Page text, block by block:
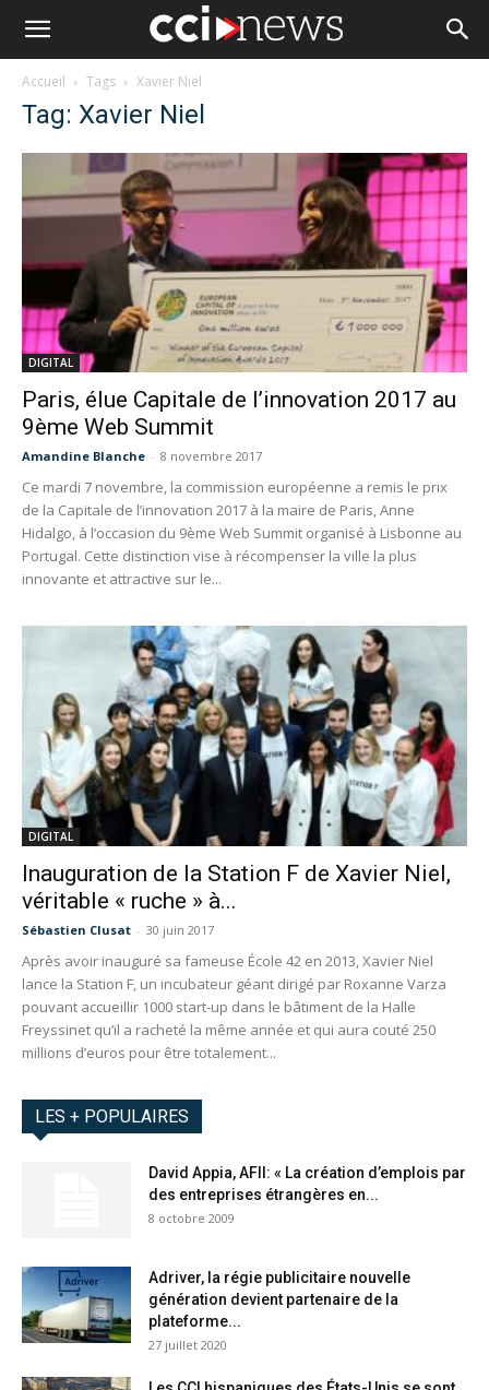
Accueil Tags Xavier Niel
Tag: Xavier Niel
DIGITAL
Paris, élue Capitale de l’innovation 2017 au
9ème Web Summit
Amandine Blanche - 8 novembre 2017
Ce mardi 7 novembre, la commission européenne a remis le prix
de la Capitale de l’innovation 2017 à la maire de Paris, Anne
Hidalgo, à l’occasion du 9ème Web Summit organisé à Lisbonne au
Portugal. Cette distinction vise à récompenser la ville la plus
innovante et attractive sur le...
DIGITAL
Inauguration de la Station F de Xavier Niel,
véritable « ruche » à...
Sébastien Clusat - 30 juin 2017
Après avoir inauguré sa fameuse École 42 en 2013, Xavier Niel
lance la Station F, un incubateur géant dirigé par Roxanne Varza
pouvant accueillir 1000 start-up dans le bâtiment de la Halle
Freyssinet qu’il a racheté la même année et qui aura couté 250
millions d’euros pour être totalement...
LES + POPULAIRES
David Appia, AFII: « La création d’emplois par
des entreprises étrangères en...
8 octobre 2009
Adriver, la régie publicitaire nouvelle
génération devient partenaire de la
plateforme...
27 juillet 2020